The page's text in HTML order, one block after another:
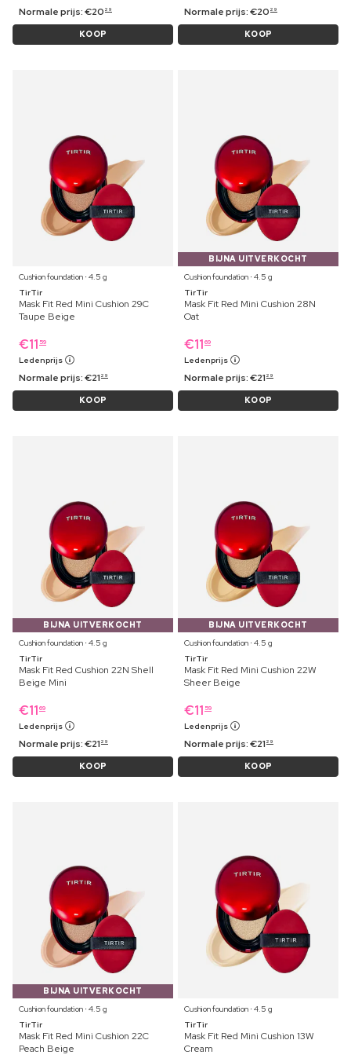
Normale prijs:€20 29
KOOP
Normale prijs:€20 29
KOOP
Cushion foundation ⋅ 4.5 g
TirTir
Mask Fit Red Mini Cushion 29C
Taupe Beige
€11 59
Ledenprijs
Normale prijs:€21 29
KOOP
BIJNA UITVERKOCHT
Cushion foundation ⋅ 4.5 g
TirTir
Mask Fit Red Mini Cushion 28N
Oat
€11 69
Ledenprijs
Normale prijs:€21 29
KOOP
BIJNA UITVERKOCHT
Cushion foundation ⋅ 4.5 g
TirTir
Mask Fit Red Cushion 22N Shell
Beige Mini
€11 69
Ledenprijs
Normale prijs:€21 29
KOOP
BIJNA UITVERKOCHT
Cushion foundation ⋅ 4.5 g
TirTir
Mask Fit Red Mini Cushion 22W
Sheer Beige
€11 59
Ledenprijs
Normale prijs:€21 29
KOOP
BIJNA UITVERKOCHT
Cushion foundation ⋅ 4.5 g
TirTir
Mask Fit Red Mini Cushion 22C
Peach Beige
Cushion foundation ⋅ 4.5 g
TirTir
Mask Fit Red Mini Cushion 13W
Cream